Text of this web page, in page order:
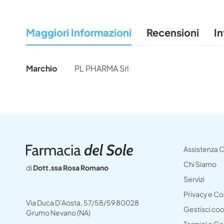
galleria
di
Maggiori Informazioni
Maggiori
Marchio PL PHARMA Srl
Recensioni
di Dott.ssa Rosa Romano
Via Duca D’Aosta, 57/58/59 80028
Grumo Nevano (NA)
Assistenza
Chi Siamo
Servizi
Privacy e
Gestisci